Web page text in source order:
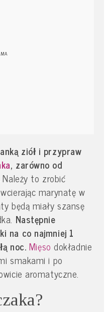
ziół i przypraw
, zarówno od
Należy to zrobić
marynatę w
będą miały szansę
Następnie
na co najmniej 1
noc.Mięso dokładnie
smakami i po
aromatyczne.